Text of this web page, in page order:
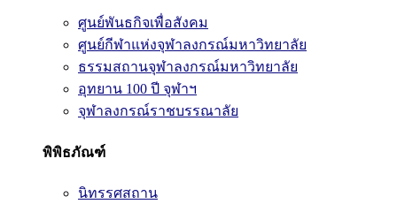
ศูนย์พันธกิจเพื่อสังคม
ศูนย์กีฬาแห่งจุฬาลงกรณ์มหาวิทยาลัย
ธรรมสถานจุฬาลงกรณ์มหาวิทยาลัย
อุทยาน 100 ปี จุฬาฯ
จุฬาลงกรณ์ราชบรรณาลัย
พิพิธภัณฑ์
นิทรรศสถาน